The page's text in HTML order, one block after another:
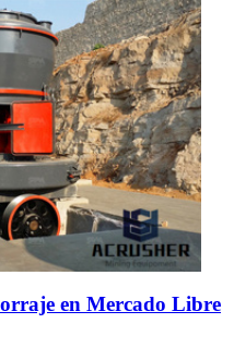
en Mercado Libre